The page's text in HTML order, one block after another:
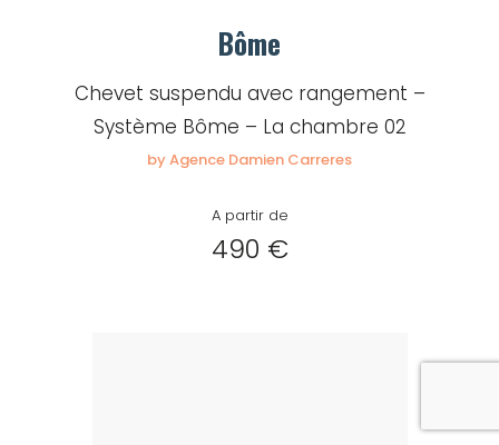
Bôme
Chevet suspendu avec rangement –
Système Bôme – La chambre 02
by Agence Damien Carreres
A partir de
490 €